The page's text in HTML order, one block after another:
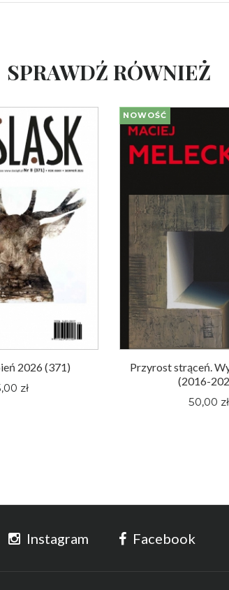
SPRAWDŹ RÓWNIEŻ
2026 (371)
zł
NOWOŚĆ
Przyrost strąceń.
(2016-
50,00 zł
Instagram Facebook